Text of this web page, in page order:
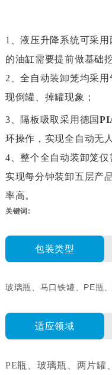
1、液压升降系统可采
的油缸需要提前做基础
2、全自动装卸笼均采用
现倒罐、掉罐现象；
3、 隔板吸取采用德国
环操作 ， 实现全自动无
4、整个全自动装卸笼仅
实现每分钟装卸五层产
率高。
关键词:
包装类型
玻璃瓶、马口铁罐、PE瓶
适应领域
PE瓶、 玻璃瓶、两片罐